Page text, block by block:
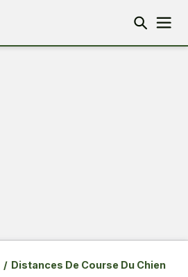
/ Distances De Course Du Chien